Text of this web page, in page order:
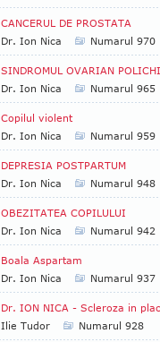
CANCERUL DE PROSTATA
Dr. Ion Nica
Numarul 970
SINDROMUL OVARIAN
Dr. Ion Nica
Numarul 965
Copilul violent
Dr. Ion Nica
Numarul 959
DEPRESIA POSTPARTUM
Dr. Ion Nica
Numarul 948
OBEZITATEA COPILULUI
Dr. Ion Nica
Numarul 942
Boala Aspartam
Dr. Ion Nica
Numarul 937
Dr. ION NICA - Scleroza in
Ilie Tudor
Numarul 928